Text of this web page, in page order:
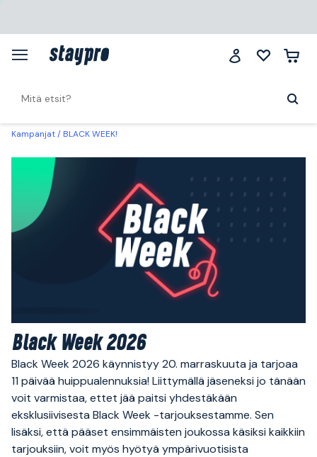
Kampanjat BLACK WEEK!
Black Week 2026
Black Week 2026 käynnistyy 20. marraskuuta ja tarjoaa
11 päivää huippualennuksia! Liittymällä jäseneksi jo tänään
voit varmistaa, ettet jää paitsi yhdestäkään
eksklusiivisesta Black Week -tarjouksestamme. Sen
lisäksi, että pääset ensimmäisten joukossa käsiksi kaikkiin
tarjouksiin, voit myös hyötyä ympärivuotisista